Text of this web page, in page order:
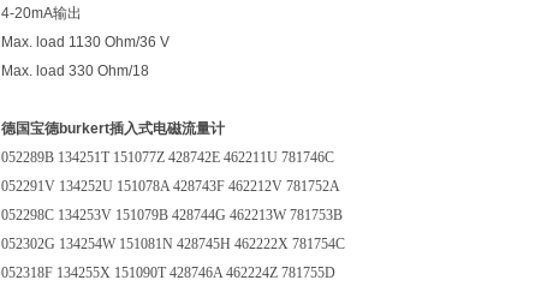
4-20mA输出
Max. load 1130 Ohm/36 V
Max. load 330 Ohm/18
德国宝德burkert插入式电磁流量计
052289B 134251T 151077Z 428742E 462211U 781746C
052291V 134252U 151078A 428743F 462212V 781752A
052298C 134253V 151079B 428744G 462213W 781753B
052302G 134254W 151081N 428745H 462222X 781754C
052318F 134255X 151090T 428746A 462224Z 781755D